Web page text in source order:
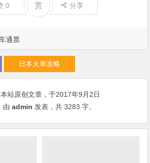
通票
0 赏 分享
日本火車攻略
本站原创文章，于2017年9月2日
由admin 发表，共 3283 字。